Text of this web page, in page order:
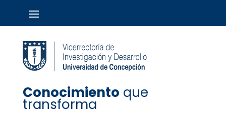
Conocimiento que
transforma